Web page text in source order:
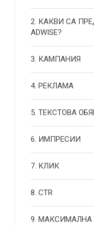
2. КАКВИ СА
ADWISE?
3. КАМПАНИЯ
4. РЕКЛАМА
5. ТЕКСТОВА
6. ИМПРЕСИИ
7. КЛИК
8. CTR
9.